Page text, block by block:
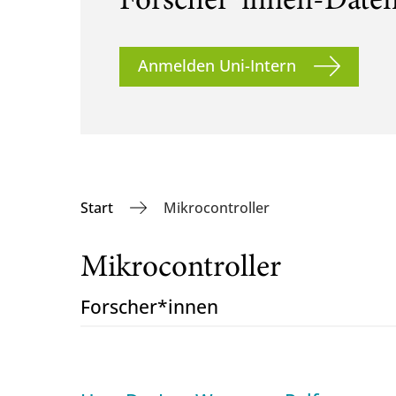
Anmelden Uni-Intern
Start Mikrocontroller
Mikrocontroller
Forscher*innen